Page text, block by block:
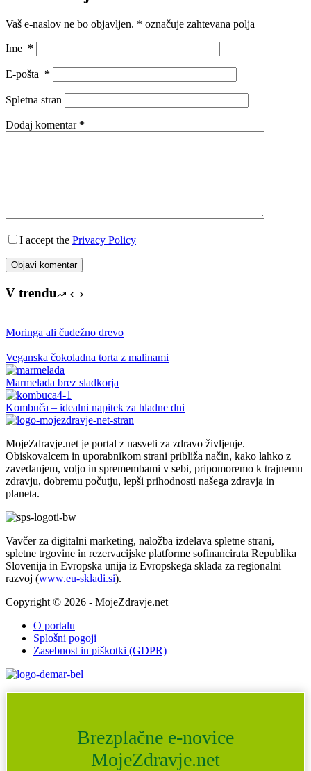
Vaš e-naslov ne bo objavljen. * označuje zahtevana polja
Ime *
E-pošta *
Spletna stran
Dodaj komentar*
I accept the Privacy Policy
Objavi komentar
V trendu
Moringa ali čudežno drevo
Veganska čokoladna torta z malinami
Marmelada brez sladkorja
Kombuča – idealni napitek za hladne dni
MojeZdravje.net je portal z nasveti za zdravo življenje.
Obiskovalcem in uporabnikom strani približa način, kako lahko z
zavedanjem, voljo in spremembami v sebi, pripomoremo k trajnemu
zdravju, dobremu počutju, lepši prihodnosti našega zdravja in
planeta.
Vavčer za digitalni marketing, naložba izdelava spletne strani,
spletne trgovine in rezervacijske platforme sofinancirata Republika
Slovenija in Evropska unija iz Evropskega sklada za regionalni
razvoj (www.eu-skladi.si).
Copyright © 2026 - MojeZdravje.net
O portalu
Splošni pogoji
Zasebnost in piškotki (GDPR)
Brezplačne e-novice
MojeZdravje.net